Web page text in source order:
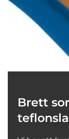
Brett